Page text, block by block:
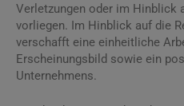
Verletzungen oder im Hinblick
vorliegen. Im Hinblick auf die
verschafft eine einheitliche
Erscheinungsbild sowie ein
Unternehmens.